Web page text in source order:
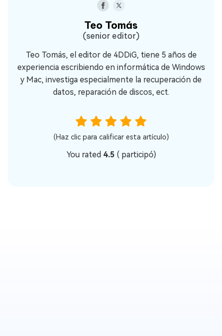
Teo Tomás
(senior editor)
Teo Tomás, el editor de 4DDiG, tiene 5 años de
experiencia escribiendo en informática de Windows
y Mac, investiga especialmente la recuperación de
datos, reparación de discos, ect.
(Haz clic para calificar esta artículo)
You rated 4.5 (participó)